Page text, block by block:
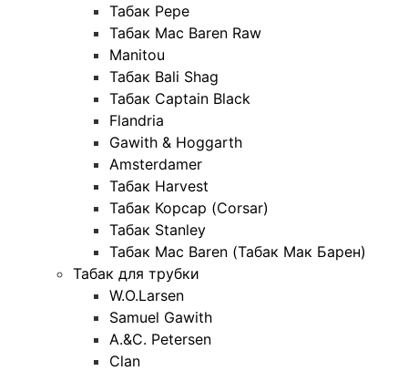
Табак Pepe
Табак Mac Baren Raw
Manitou
Табак Bali Shag
Табак Captain Black
Flandria
Gawith & Hoggarth
Amsterdamer
Табак Harvest
Табак Корсар (Corsar)
Табак Stanley
Табак Mac Baren (Табак Мак Барен)
Табак для трубки
W.O.Larsen
Samuel Gawith
A.&C. Petersen
Clan